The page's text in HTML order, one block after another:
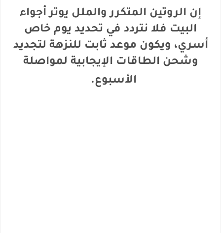
إن الروتين المتكرر والملل يوتر أجواء
البيت فلا نتردد في تحديد يوم خاص
أسري، ويكون موعد ثابت للنزهة لتجديد
وشحن الطاقات الإيجابية لمواصلة
الأسبوع.